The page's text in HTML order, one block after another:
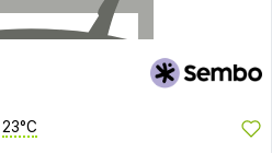
23°C